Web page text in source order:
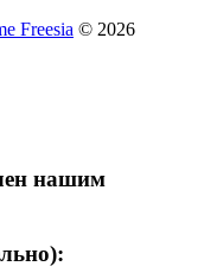
Freesia © 2026
нашим